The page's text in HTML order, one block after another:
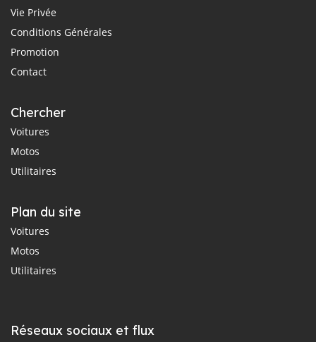
Vie Privée
Conditions Générales
Promotion
Contact
Chercher
Voitures
Motos
Utilitaires
Plan du site
Voitures
Motos
Utilitaires
Réseaux sociaux et flux